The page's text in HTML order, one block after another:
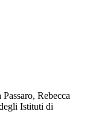
Rebecca
Istituti di